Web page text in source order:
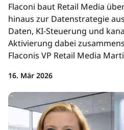
Flaconi baut Retail Media
hinaus zur Datenstrategie
Daten, KI-Steuerung und
Aktivierung dabei
Flaconis VP Retail Media
16. Mär 2026